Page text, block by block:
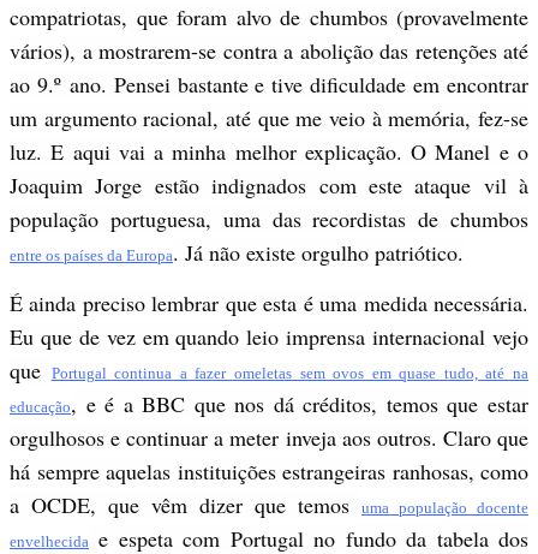
compatriotas, que foram alvo de chumbos (provavelmente
vários), a mostrarem-se contra a abolição das retenções até
ao 9.º ano. Pensei bastante e tive dificuldade em encontrar
um argumento racional, até que me veio à memória, fez-se
luz. E aqui vai a minha melhor explicação. O Manel e o
Joaquim Jorge estão indignados com este ataque vil à
população portuguesa, uma das recordistas de chumbos
entre os países da Europa. Já não existe orgulho patriótico.
É ainda preciso lembrar que esta é uma medida necessária.
Eu que de vez em quando leio imprensa internacional vejo
que Portugal continua a fazer omeletas sem ovos em quase tudo, até na
educação, e é a BBC que nos dá créditos, temos que estar
orgulhosos e continuar a meter inveja aos outros. Claro que
há sempre aquelas instituições estrangeiras ranhosas, como
a OCDE, que vêm dizer que temos
uma população docente
envelhecida e espeta com Portugal no fundo da tabela dos